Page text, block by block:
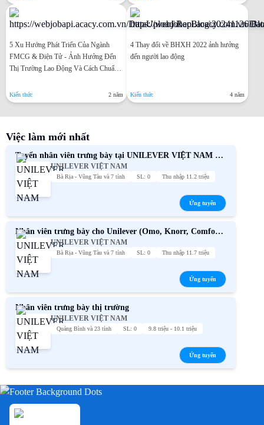
Việc làm mới nhất
Tuyển nhân viên trưng bày tại UNILEVER VIỆT NAM –
Thu nhập cạnh tranh
UNILEVER VIỆT NAM
Bà Rịa - Vũng Tàu và 7 tỉnh SL: 0 Thu nhập 11.2 triệu
Ứng tuyển
Nhân viên trưng bày cho Unilever (Omo, Knorr, Comfort,
Sunsilk, P/S,...)UNILEVER VIỆT NAM
Bà Rịa - Vũng Tàu và 7 tỉnh SL: 0 Thu nhập 11.7 triệu
Ứng tuyển
Nhân viên trưng bày thị trường
UNILEVER VIỆT NAM
Quảng Bình và 23 tỉnh SL: 0 9.8 triệu - 10.1 triệu
Ứng tuyển
5 Xu Hướng Phát Triển Của Ngành
FMCG & Điện Tử - Ảnh Hưởng Đến
Thị Trường Lao Động Và Cách Chuẩn
Kiến thức 2 năm
4 Thay đổi về BHXH 2022 ảnh hưởng
đến người lao động
Kiến thức 4 năm